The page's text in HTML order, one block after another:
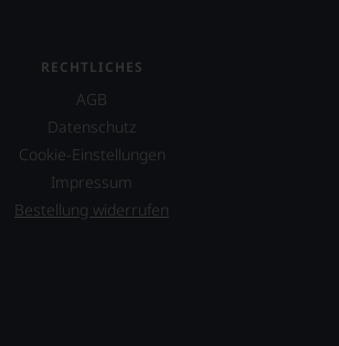
RECHTLICHES
AGB
Datenschutz
Cookie-Einstellungen
Impressum
Bestellung widerrufen